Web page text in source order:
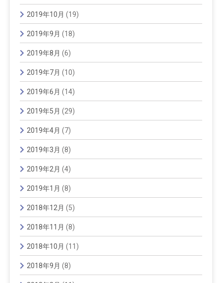
2019年10月 (19)
2019年9月 (18)
2019年8月 (6)
2019年7月 (10)
2019年6月 (14)
2019年5月 (29)
2019年4月 (7)
2019年3月 (8)
2019年2月 (4)
2019年1月 (8)
2018年12月 (5)
2018年11月 (8)
2018年10月 (11)
2018年9月 (8)